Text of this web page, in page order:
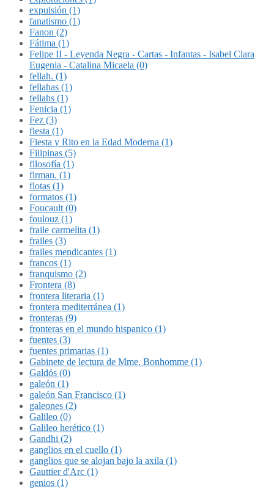
expulsión (1)
fanatismo (1)
Fanon (2)
Fátima (1)
Felipe II - Leyenda Negra - Cartas - Infantas - Isabel Clara
Eugenia - Catalina Micaela (0)
fellah. (1)
fellahas (1)
fellahs (1)
Fenicia (1)
Fez (3)
fiesta (1)
Fiesta y Rito en la Edad Moderna (1)
Filipinas (5)
filosofía (1)
firman. (1)
flotas (1)
formatos (1)
Foucault (0)
foulouz (1)
fraile carmelita (1)
frailes (3)
frailes mendicantes (1)
francos (1)
franquismo (2)
Frontera (8)
frontera literaria (1)
frontera mediterránea (1)
fronteras (9)
fronteras en el mundo hispanico (1)
fuentes (3)
fuentes primarias (1)
Gabinete de lectura de Mme. Bonhomme (1)
Galdós (0)
galeón (1)
galeón San Francisco (1)
galeones (2)
Galileo (0)
Galileo herético (1)
Gandhi (2)
ganglios en el cuello (1)
ganglios que se alojan bajo la axila (1)
Gauttier d'Arc (1)
genios (1)